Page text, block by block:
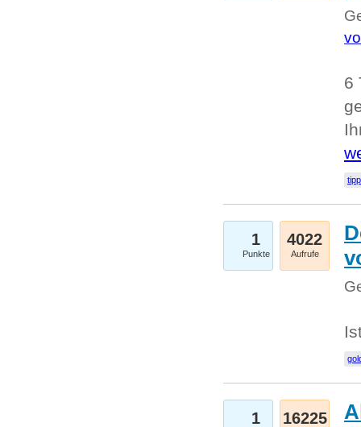
6
1
Punkte
4022
Aufrufe
1 16225